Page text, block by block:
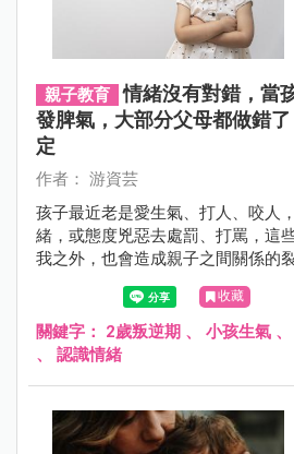
親子教育
情緒沒有對錯，當
發脾氣，大部分父母都做錯
定
作者： 游資芸
孩子最近老是愛生氣、打人、咬人
緒，或態度兇惡去處罰、打罵，這
我之外，也會造成親子之間關係的
收藏
關鍵字： 2歲叛逆期 、 小孩生氣 、
、 認識情緒